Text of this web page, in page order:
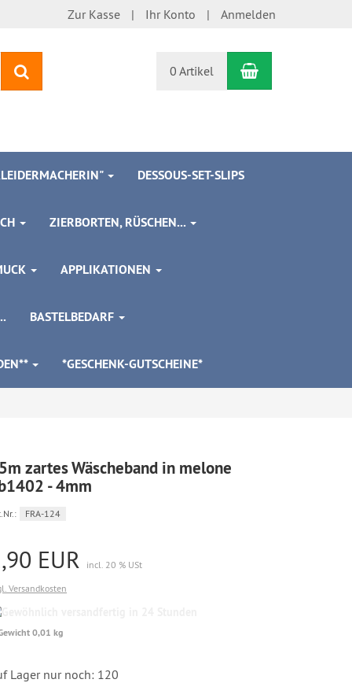
Zur Kasse Ihr Konto Anmelden
0 Artikel Warenkorb
DESSOUS-SET-SLIPS
ZIERBORTEN, RÜSCHEN...
APPLIKATIONEN
BASTELBEDARF
*GESCHENK-GUTSCHEINE*
zartes Wäscheband in melone
- 4mm
FRA-124
EUR
incl. 20 % USt
Versandkosten
0,01 kg
Lager nur noch: 120